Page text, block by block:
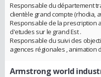
Responsable du département
clientèle grand compte (rhodia,
Responsable de la prescription
d'etudes sur le grand Est .
Responsable du suivi des
agences régionales , animation
Armstrong world